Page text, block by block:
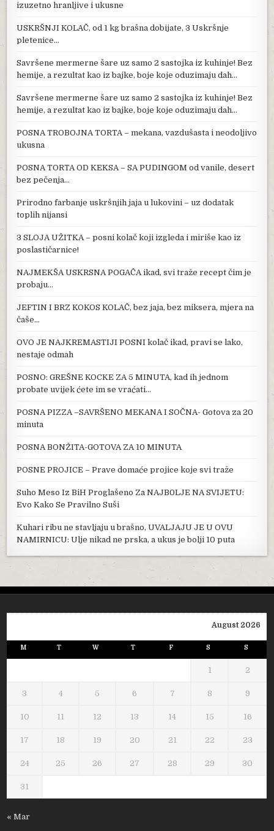
izuzetno hranljive i ukusne
USKRŠNJI KOLAČ, od 1 kg brašna dobijate, 3 Uskršnje
pletenice…
Savršene mermerne šare uz samo 2 sastojka iz kuhinje! Bez
hemije, a rezultat kao iz bajke, boje koje oduzimaju dah…
Savršene mermerne šare uz samo 2 sastojka iz kuhinje! Bez
hemije, a rezultat kao iz bajke, boje koje oduzimaju dah…
POSNA TROBOJNA TORTA – mekana, vazdušasta i neodoljivo
ukusna
POSNA TORTA OD KEKSA – SA PUDINGOM od vanile, desert
bez pečenja…
Prirodno farbanje uskršnjih jaja u lukovini – uz dodatak
toplih nijansi
3 SLOJA UŽITKA – posni kolač koji izgleda i miriše kao iz
poslastičarnice!
NAJMEKŠA USKRSNA POGAČA ikad, svi traže recept čim je
probaju…
JEFTIN I BRZ KOKOS KOLAČ, bez jaja, bez miksera, mjera na
čaše…
OVO JE NAJKREMASTIJI POSNI kolač ikad, pravi se lako,
nestaje odmah
POSNO: GREŠNE KOCKE ZA 5 MINUTA, kad ih jednom
probate uvijek ćete im se vraćati…
POSNA PIZZA –SAVRŠENO MEKANA I SOČNA- Gotova za 20
minuta
POSNA BONŽITA-GOTOVA ZA 10 MINUTA
POSNE PROJICE – Prave domaće projice koje svi traže
Suho Meso Iz BiH Proglašeno Za NAJB0LJE NA SVIJETU:
Evo Kako Se Pravilno Suši
Kuhari ribu ne stavljaju u brašno, UVALJAJU JE U OVU
NAMIRNICU: Ulje nikad ne prska, a ukus je bolji 10 puta
August 2026
M T W T F S S
1 2
3 4 5 6 7 8 9
10 11 12 13 14 15 16
17 18 19 20 21 22 23
24 25 26 27 28 29 30
31
« Mar